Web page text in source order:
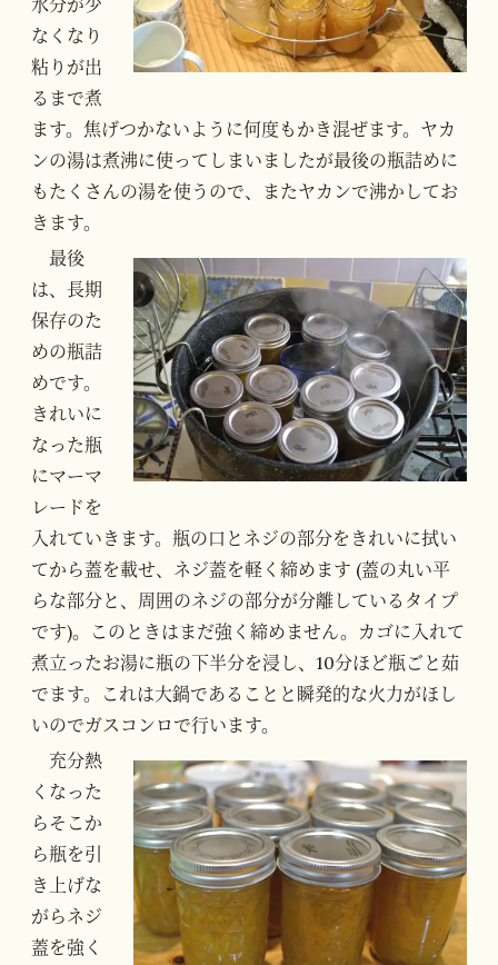
なくなり
粘りが出
るまで煮
ます。焦げつかないように何度もかき混ぜます。ヤカ
ンの湯は煮沸に使ってしまいましたが最後の瓶詰めに
もたくさんの湯を使うので、またヤカンで沸かしてお
きます。
最後
は、長期
保存のた
めの瓶詰
めです。
きれいに
なった瓶
にマーマ
レードを
入れていきます。瓶の口とネジの部分をきれいに拭い
てから蓋を載せ、ネジ蓋を軽く締めます (蓋の丸い平
らな部分と、周囲のネジの部分が分離しているタイプ
です)。このときはまだ強く締めません。カゴに入れて
煮立ったお湯に瓶の下半分を浸し、10分ほど瓶ごと茹
でます。これは大鍋であることと瞬発的な火力がほし
いのでガスコンロで行います。
充分熱
くなった
らそこか
ら瓶を引
き上げな
がらネジ
蓋を強く